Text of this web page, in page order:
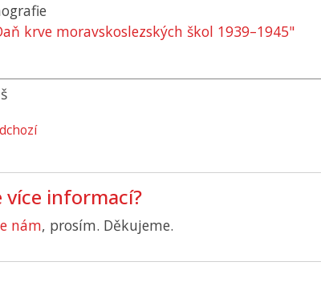
krve moravskoslezských škol 1939–1945"
více informací?
nám, prosím. Děkujeme.